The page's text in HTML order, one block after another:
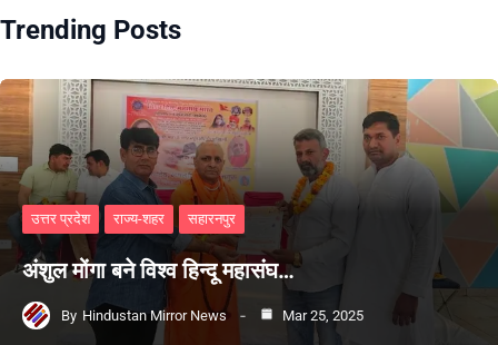
Trending Posts
उत्तर प्रदेश राज्य-शहर सहारनपुर
अंशुल मोंगा बने विश्व हिन्दू महासंघ…
By Hindustan Mirror News Mar 25, 2025